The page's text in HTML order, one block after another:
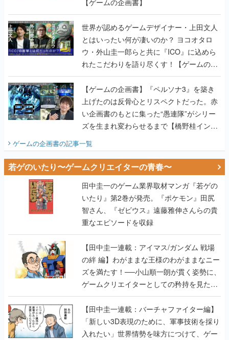
【ゲームの企画書】
世界が認めるゲームデザイナー・上田文人
とはいったい何が凄いのか？ ヨコオタロ
ウ・外山圭一郎らと共に『ICO』に込めら
れたこだわりを語り尽くす！【ゲームの企
画書】
【ゲームの企画書】『ペルソナ3』を築き
上げたのは反骨心とリスペクトだった。赤
い企画書のもとに集った“愚連隊”がシリー
ズを生まれ変わらせるまで【橋野桂インタ
ビュー】
ゲームの企画書の記事一覧
若ゲのいたり〜ゲームクリエイターの青春〜
田中圭一のゲーム業界取材マンガ『若ゲの
いたり』第2巻が発売。『ポケモン』田尻
智さん、『ゼビウス』遠藤雅伸さんらの貴
重なエピソードを収録
【田中圭一連載：アイマス/ガンダム 戦場
の絆 編】わがままな王様のわがままなニー
ズを満たす！──小山順一朗が貫く姿勢に、
ゲームクリエイターとしての矜持を見た
【若ゲのいたり最終回】
【田中圭一連載：バーチャファイター編】
「新しい3D表現のために、軍事技術を採り
入れたい」世界情勢を味方につけて、ゲー